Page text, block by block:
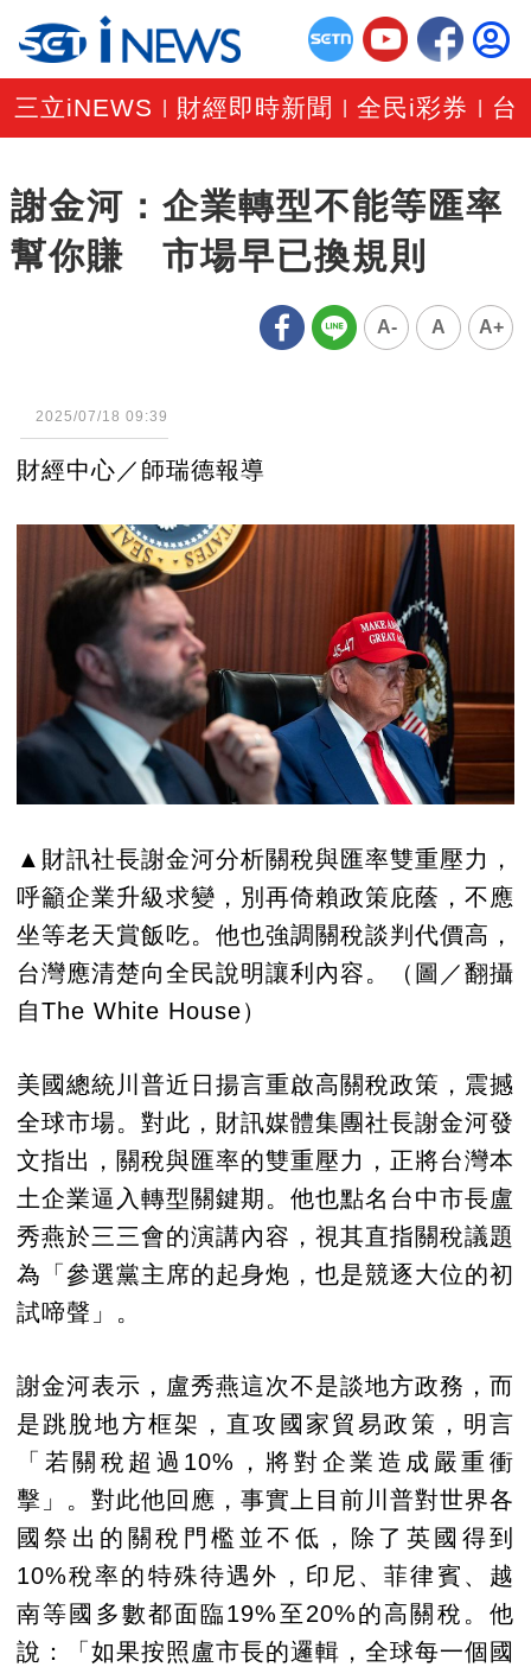
三立iNEWS 財經即時新聞 |全民i彩券 台
謝金河：企業轉型不能等匯率
幫你賺 市場早已換規則
A- A A+
2025/07/18 09:39
財經中心／師瑞德報導
▲財訊社長謝金河分析關稅與匯率雙重壓力，
呼籲企業升級求變，別再倚賴政策庇蔭，不應
坐等老天賞飯吃。他也強調關稅談判代價高，
台灣應清楚向全民說明讓利內容。
（圖／翻攝
自The White House）
美國總統川普近日揚言重啟高關稅政策，震撼
全球市場。對此，財訊媒體集團社長謝金河發
文指出，關稅與匯率的雙重壓力，正將台灣本
土企業逼入轉型關鍵期。他也點名台中市長盧
秀燕於三三會的演講內容，視其直指關稅議題
為「參選黨主席的起身炮，也是競逐大位的初
試啼聲」。
謝金河表示，盧秀燕這次不是談地方政務，而
是跳脫地方框架，直攻國家貿易政策，明言
「若關稅超過10%，將對企業造成嚴重衝
擊」。對此他回應，事實上目前川普對世界各
國祭出的關稅門檻並不低，除了英國得到
10%稅率的特殊待遇外，印尼、菲律賓、越
南等國多數都面臨19%至20%的高關稅。他
說：「如果按照盧市長的邏輯，全球每一個國